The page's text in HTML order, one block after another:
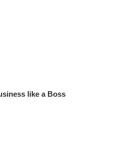
like a Boss